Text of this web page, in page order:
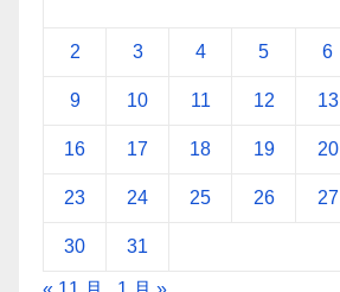
2 3 4 5 6
9 10 11 12 13
16 17 18 19 20
23 24 25 26 27
30 31